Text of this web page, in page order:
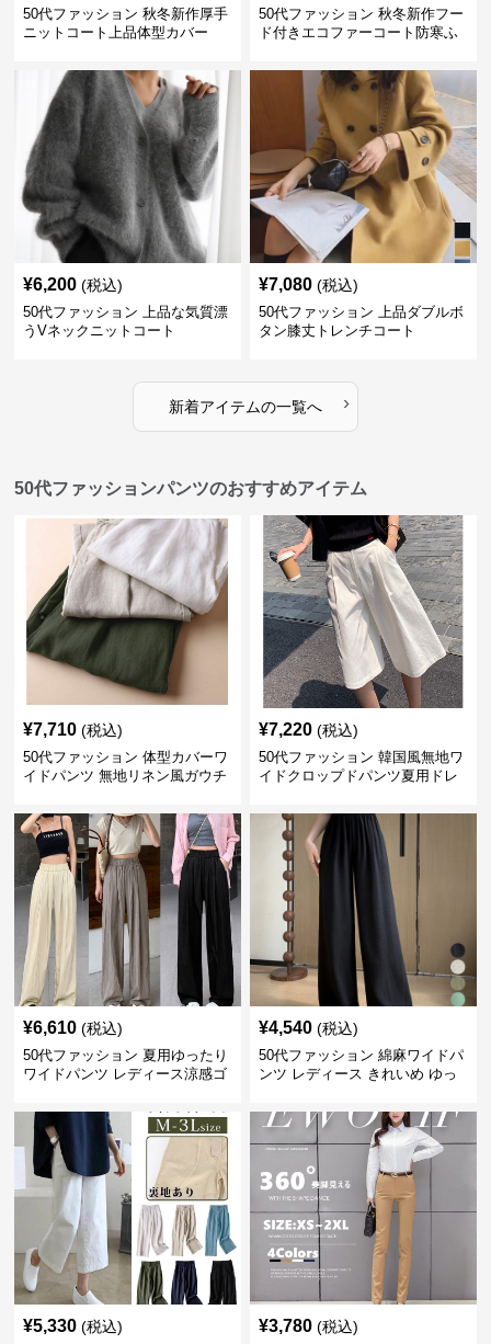
50代ファッション 秋冬新作厚手
ニットコート上品体型カバー
50代ファッション 秋冬新作フー
ド付きエコファーコート防寒ふ
¥6,200 (税込)
50代ファッション 上品な気質漂
うVネックニットコート
¥7,080 (税込)
50代ファッション 上品ダブルボ
タン膝丈トレンチコート
新着アイテムの一覧へ ›
50代ファッションパンツのおすすめアイテム
¥7,710 (税込)
50代ファッション 体型カバーワ
イドパンツ 無地リネン風ガウチ
¥7,220 (税込)
50代ファッション 韓国風無地ワ
イドクロップドパンツ夏用ドレ
¥6,610 (税込)
50代ファッション 夏用ゆったり
ワイドパンツ レディース涼感ゴ
¥4,540 (税込)
50代ファッション 綿麻ワイドパ
ンツ レディース きれいめ ゆっ
¥5,330 (税込) ¥3,780 (税込)